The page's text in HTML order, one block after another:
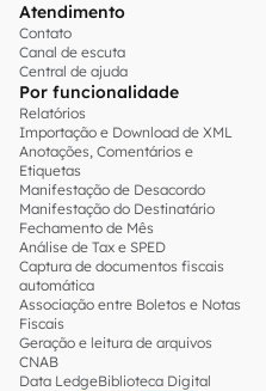
Atendimento
Contato
Canal de escuta
Central de ajuda
Por funcionalidade
Relatórios
Importação e Download de XML
Anotações, Comentários e
Etiquetas
Manifestação de Desacordo
Manifestação do Destinatário
Fechamento de Mês
Análise de Tax e SPED
Captura de documentos fiscais
automática
Associação entre Boletos e Notas
Fiscais
Geração e leitura de arquivos
CNAB
Data LedgeBiblioteca Digital